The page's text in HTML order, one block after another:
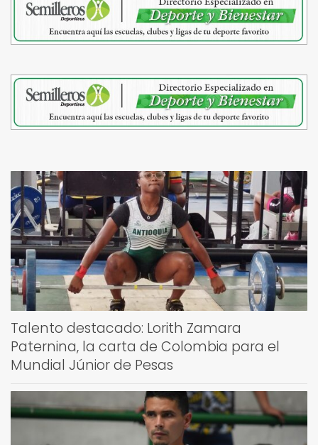
Talento destacado: Lorith Zamara
Paternina, la carta de Colombia para el
Mundial Júnior de Pesas